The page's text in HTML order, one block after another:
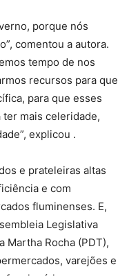
porque nós
comentou a autora.
tempo de nos
recursos para que
para que esses
mais celeridade,
explicou .
e prateleiras altas
e com
fluminenses. E,
Legislativa
Martha Rocha (PDT),
varejões e